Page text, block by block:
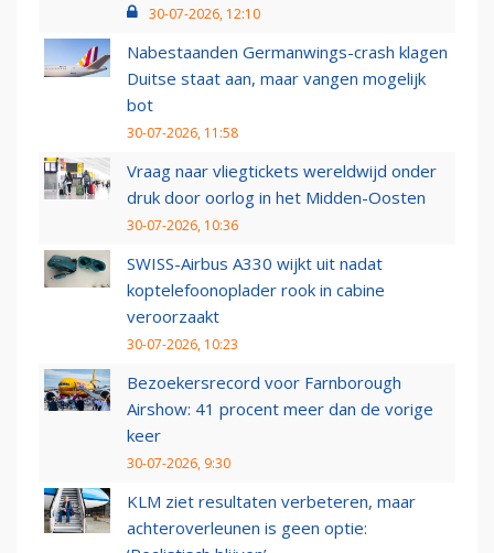
30-07-2026, 12:10
Nabestaanden Germanwings-crash klagen
Duitse staat aan, maar vangen mogelijk
bot
30-07-2026, 11:58
Vraag naar vliegtickets wereldwijd onder
druk door oorlog in het Midden-Oosten
30-07-2026, 10:36
SWISS-Airbus A330 wijkt uit nadat
koptelefoonoplader rook in cabine
veroorzaakt
30-07-2026, 10:23
Bezoekersrecord voor Farnborough
Airshow: 41 procent meer dan de vorige
keer
30-07-2026, 9:30
KLM ziet resultaten verbeteren, maar
achteroverleunen is geen optie: